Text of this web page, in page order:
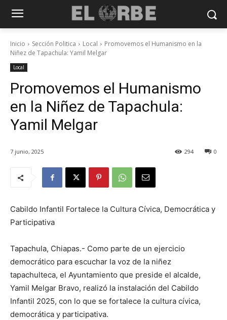
Inicio Sección Politica Local
Promovemos el Humanismo en la
Niñez de Tapachula: Yamil Melgar
Local
Promovemos el Humanismo
en la Niñez de Tapachula:
Yamil Melgar
7 junio, 2025 0
294
Cabildo Infantil Fortalece la Cultura Cívica, Democrática y
Participativa
Tapachula, Chiapas.- Como parte de un ejercicio
democrático para escuchar la voz de la niñez
tapachulteca, el Ayuntamiento que preside el alcalde,
Yamil Melgar Bravo, realizó la instalación del Cabildo
Infantil 2025, con lo que se fortalece la cultura cívica,
democrática y participativa.